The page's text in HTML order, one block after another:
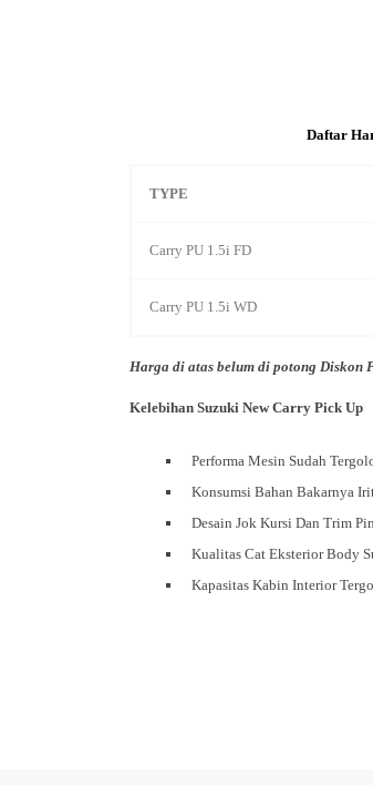
Daftar
TYPE
Carry PU 1.5i FD
Carry PU 1.5i WD
Harga di atas belum di potong Diskon
Kelebihan Suzuki New Carry Pick Up
Performa Mesin Sudah
Konsumsi Bahan Bakarnya
Desain Jok Kursi Dan Trim
Kualitas Cat Eksterior Body
Kapasitas Kabin Interior